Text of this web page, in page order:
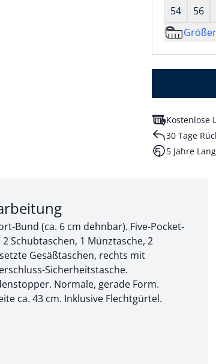
54
56
Kostenlose
30 Tage
5 Jahre
2 von 3:
Bund (ca. 6 cm dehnbar). Five-Pocket-
2 Schubtaschen, 1 Münztasche, 2
Gesäßtaschen, rechts mit
Sicherheitstasche.
Normale, gerade Form.
ca. 43 cm. Inklusive Flechtgürtel.